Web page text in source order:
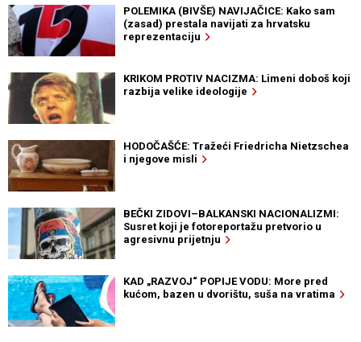
POLEMIKA (BIVŠE) NAVIJAČICE: Kako sam
(zasad) prestala navijati za hrvatsku
reprezentaciju
KRIKOM PROTIV NACIZMA: Limeni doboš koji
razbija velike ideologije
HODOČAŠĆE: Tražeći Friedricha Nietzschea
i njegove misli
BEČKI ZIDOVI–BALKANSKI NACIONALIZMI:
Susret koji je fotoreportažu pretvorio u
agresivnu prijetnju
KAD „RAZVOJ“ POPIJE VODU: More pred
kućom, bazen u dvorištu, suša na vratima